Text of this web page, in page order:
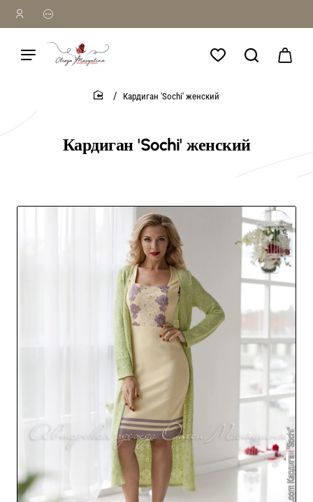
Кардиган 'Sochi' женский
Кардиган 'Sochi' женский